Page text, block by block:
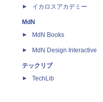
イカロスアカデミー
MdN
MdN Books
MdN Design Interactive
テックリブ
TechLib